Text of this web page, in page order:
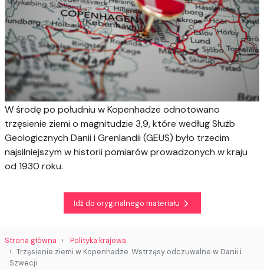
W środę po południu w Kopenhadze odnotowano
trzęsienie ziemi o magnitudzie 3,9, które według Służb
Geologicznych Danii i Grenlandii (GEUS) było trzecim
najsilniejszym w historii pomiarów prowadzonych w kraju
od 1930 roku.
Idź do oryginalnego materiału
Strona główna
Polityka krajowa
Trzęsienie ziemi w Kopenhadze. Wstrząsy odczuwalne w Danii i
Szwecji